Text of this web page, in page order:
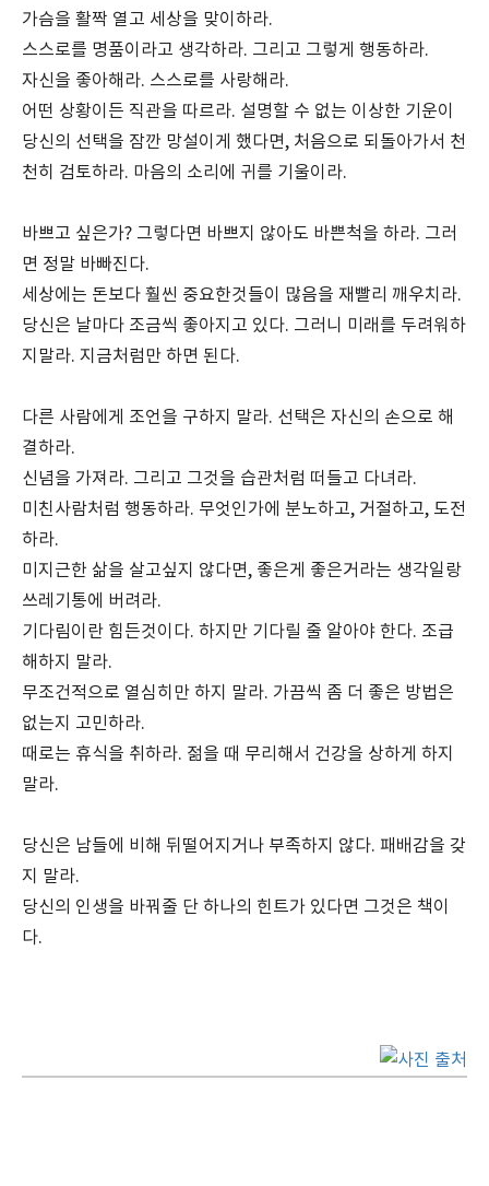
가슴을 활짝 열고 세상을 맞이하라.
스스로를 명품이라고 생각하라. 그리고 그렇게 행동하라.
자신을 좋아해라. 스스로를 사랑해라.
어떤 상황이든 직관을 따르라. 설명할 수 없는 이상한 기운이
당신의 선택을 잠깐 망설이게 했다면, 처음으로 되돌아가서 천
천히 검토하라. 마음의 소리에 귀를 기울이라.
바쁘고 싶은가? 그렇다면 바쁘지 않아도 바쁜척을 하라. 그러
면 정말 바빠진다.
세상에는 돈보다 훨씬 중요한것들이 많음을 재빨리 깨우치라.
당신은 날마다 조금씩 좋아지고 있다. 그러니 미래를 두려워하
지말라. 지금처럼만 하면 된다.
다른 사람에게 조언을 구하지 말라. 선택은 자신의 손으로 해
결하라.
신념을 가져라. 그리고 그것을 습관처럼 떠들고 다녀라.
미친사람처럼 행동하라. 무엇인가에 분노하고, 거절하고, 도전
하라.
미지근한 삶을 살고싶지 않다면, 좋은게 좋은거라는 생각일랑
쓰레기통에 버려라.
기다림이란 힘든것이다. 하지만 기다릴 줄 알아야 한다. 조급
해하지 말라.
무조건적으로 열심히만 하지 말라. 가끔씩 좀 더 좋은 방법은
없는지 고민하라.
때로는 휴식을 취하라. 젊을 때 무리해서 건강을 상하게 하지
말라.
당신은 남들에 비해 뒤떨어지거나 부족하지 않다. 패배감을 갖
지 말라.
당신의 인생을 바꿔줄 단 하나의 힌트가 있다면 그것은 책이
다.